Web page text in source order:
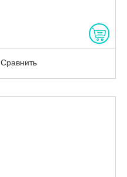
Сравнить